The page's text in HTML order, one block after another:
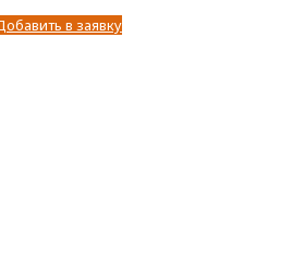
в заявку